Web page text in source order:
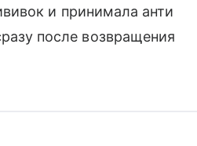
и принимала анти
после возвращения